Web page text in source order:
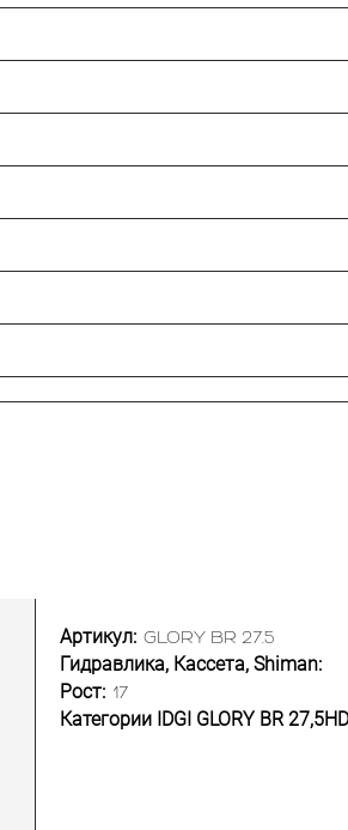
Артикул: GLORY BR 27.5
Гидравлика, Кассета, Shiman:
Рост: 17
Категории IDGI GLORY BR